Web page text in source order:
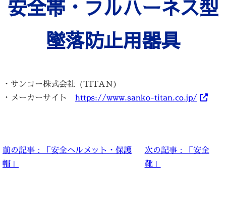
安全帯・フルハーネス型
墜落防止用器具
・サンコー株式会社（TITAN)
・メーカーサイト https://www.sanko-titan.co.jp/
前の記事：「安全ヘルメット・保護
帽」
次の記事：「安全
靴」